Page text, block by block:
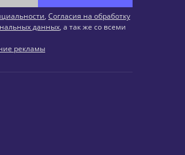
, Согласия на обработку
данных, а так же со всеми
рекламы